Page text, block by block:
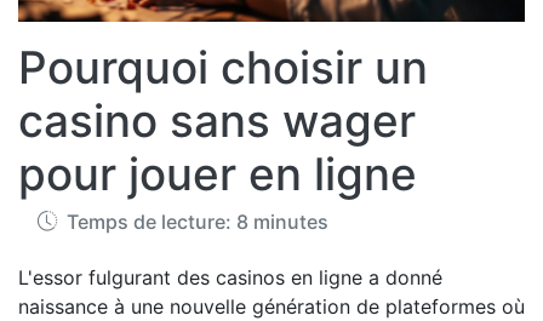
Pourquoi choisir un
casino sans wager
pour jouer en ligne
Temps de lecture: 8 minutes
L'essor fulgurant des casinos en ligne a donné
naissance à une nouvelle génération de plateformes où